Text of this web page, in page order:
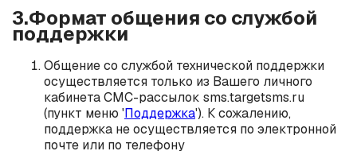
3.Формат общения со службой
поддержки
Общение со службой технической поддержки
осуществляется только из Вашего личного
кабинета СМС-рассылок sms.targetsms.ru
(пункт меню 'Поддержка'). К сожалению,
поддержка не осуществляется по электронной
почте или по телефону